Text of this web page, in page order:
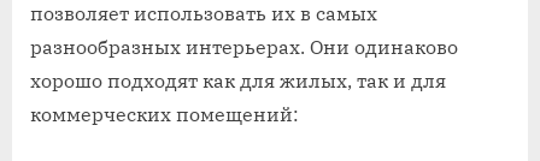
позволяет использовать их в самых
разнообразных интерьерах. Они одинаково
хорошо подходят как для жилых, так и для
коммерческих помещений: